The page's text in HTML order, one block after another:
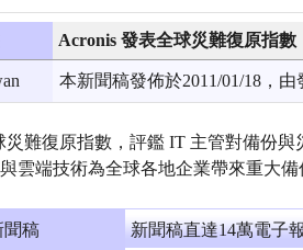
Acronis 發表全球災難復原指數
本新聞稿發佈於2011/01/18，
災難復原指數，評鑑 IT 主管對備份與
雲端技術為全球各地企業帶來重大
聞稿 新聞稿直達14萬電子